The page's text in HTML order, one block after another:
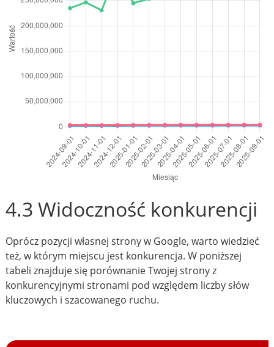
4.3 Widoczność konkurencji
Oprócz pozycji własnej strony w Google, warto wiedzieć
też, w którym miejscu jest konkurencja. W poniższej
tabeli znajduje się porównanie Twojej strony z
konkurencyjnymi stronami pod względem liczby słów
kluczowych i szacowanego ruchu.